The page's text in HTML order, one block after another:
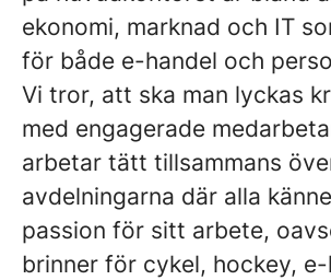
ekonomi, marknad och IT
för både e-handel och
Vi tror, att ska man lyckas
med engagerade
arbetar tätt tillsammans
avdelningarna där alla
passion för sitt arbete,
brinner för cykel, hockey,